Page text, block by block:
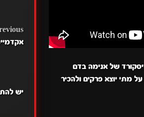
אקדמיית
יש
של אנימה בדם
מתי יוצא פרקים ולהכיר